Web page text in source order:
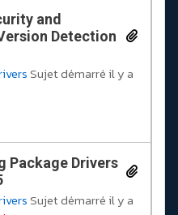
and
Detection
Sujet démarré il y a
Package Drivers
Sujet démarré il y a